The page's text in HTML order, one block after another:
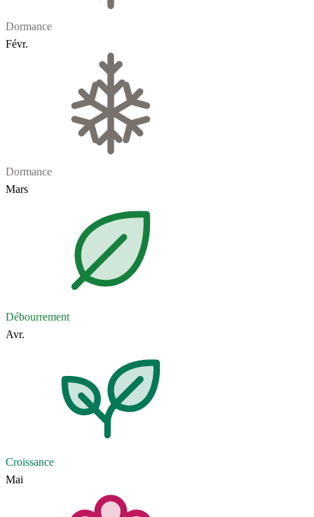
Dormance
Févr.
Dormance
Mars
Débourrement
Avr.
Croissance
Mai